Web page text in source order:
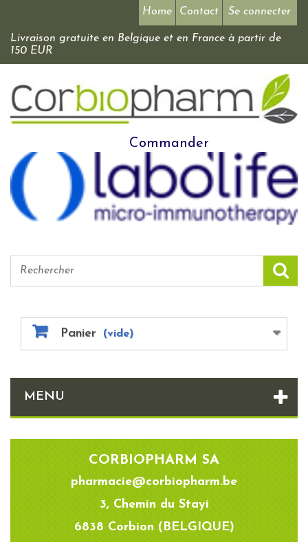
Se connecter
Home Contact
Livraison gratuite en Belgique et en France à partir de
150 EUR
Commander
Panier (vide)
MENU
CORBIOPHARM SA
pharmacie@corbiopharm.be
3, Chemin du Stayi
6838 Corbion (BELGIQUE)